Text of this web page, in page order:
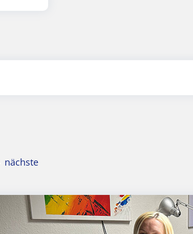
nächste